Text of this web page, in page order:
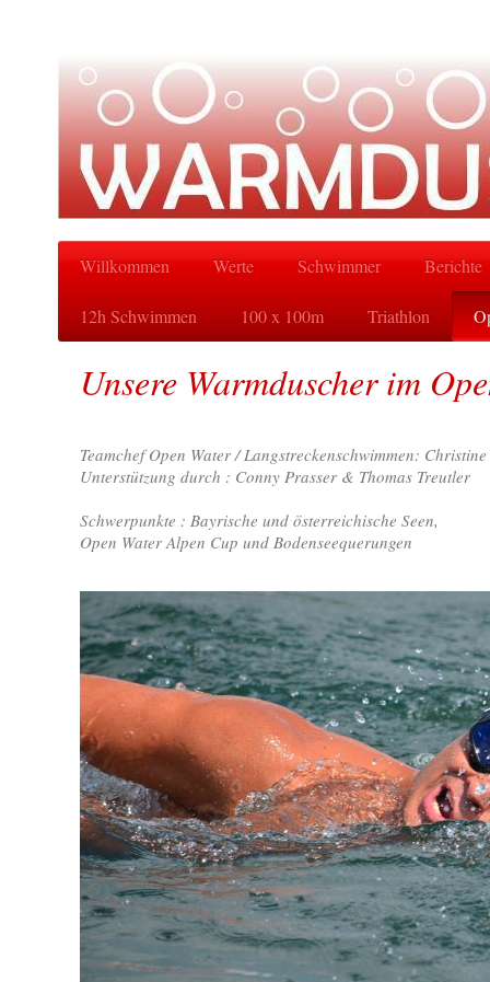
Willkommen Werte Schwimmer Berichte
12h Schwimmen 100 x 100m Triathlon
Unsere Warmduscher im
Teamchef Open Water / Langstreckenschwimmen:
Unterstützung durch : Conny Prasser & Thomas Treutler
Schwerpunkte : Bayrische und österreichische Seen,
Open Water Alpen Cup und Bodenseequerungen